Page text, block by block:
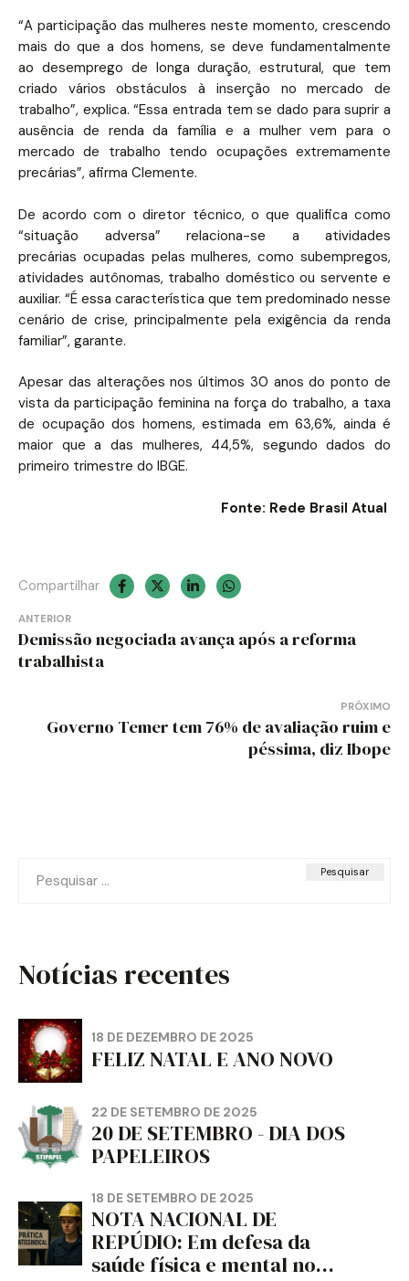
“A participação das mulheres neste momento, crescendo
mais do que a dos homens, se deve fundamentalmente
ao desemprego de longa duração, estrutural, que tem
criado vários obstáculos à inserção no mercado de
trabalho”, explica. “Essa entrada tem se dado para suprir a
ausência de renda da família e a mulher vem para o
mercado de trabalho tendo ocupações extremamente
precárias”, afirma Clemente.
De acordo com o diretor técnico, o que qualifica como
“situação adversa” relaciona-se a atividades
precárias ocupadas pelas mulheres, como subempregos,
atividades autônomas, trabalho doméstico ou servente e
auxiliar. “É essa característica que tem predominado nesse
cenário de crise, principalmente pela exigência da renda
familiar”, garante.
Apesar das alterações nos últimos 30 anos do ponto de
vista da participação feminina na força do trabalho, a taxa
de ocupação dos homens, estimada em 63,6%, ainda é
maior que a das mulheres, 44,5%, segundo dados do
primeiro trimestre do IBGE.
Fonte: Rede Brasil Atual
Compartilhar
Navegação
de
ANTERIOR
Demissão negociada avança após a reforma
trabalhista
PRÓXIMO
Governo Temer tem 76% de avaliação ruim e
péssima, diz Ibope
por:
Notícias recentes
18 DE DEZEMBRO DE 2025
FELIZ NATAL E ANO NOVO
22 DE SETEMBRO DE 2025
20 DE SETEMBRO - DIA DOS
PAPELEIROS
18 DE SETEMBRO DE 2025
NOTA NACIONAL DE
REPÚDIO: Em defesa da
saúde física e mental no